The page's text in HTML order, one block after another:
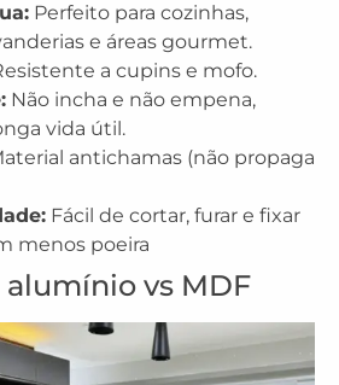
Perfeito para cozinhas,
e áreas gourmet.
a cupins e mofo.
Não incha e não empena,
vida útil.
antichamas (não propaga
Fácil de cortar, furar e fixar
menos poeira
alumínio vs MDF